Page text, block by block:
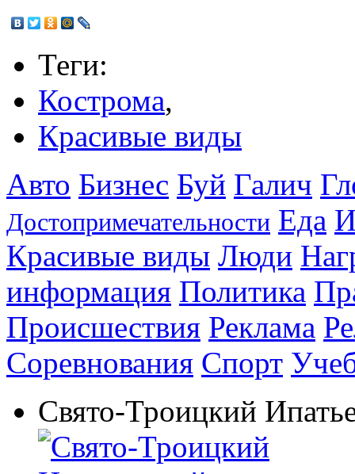
Теги:
Кострома,
Красивые виды
Авто Бизнес Буй Галич
Достопримечательности Еда
Красивые виды Люди
информация Политика
Происшествия Реклама
Соревнования Спорт
Свято-Троицкий